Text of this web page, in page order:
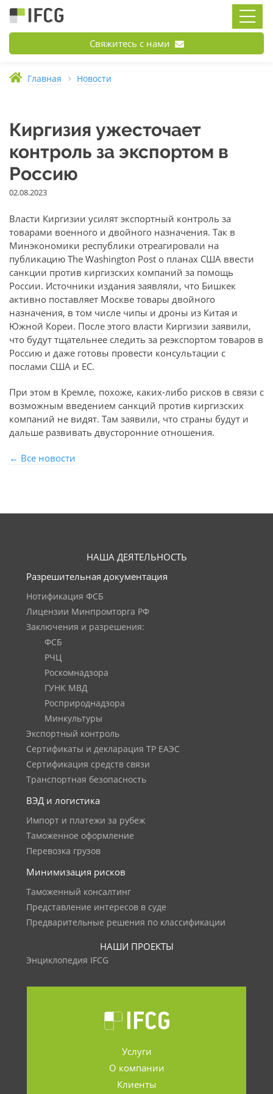
Свяжитесь с нами
Главная Новости
Киргизия ужесточает
контроль за экспортом в
Россию
02.08.2023
Власти Киргизии усилят экспортный контроль за
товарами военного и двойного назначения. Так в
Минэкономики республики отреагировали на
публикацию The Washington Post о планах США ввести
санкции против киргизских компаний за помощь
России. Источники издания заявляли, что Бишкек
активно поставляет Москве товары двойного
назначения, в том числе чипы и дроны из Китая и
Южной Кореи. После этого власти Киргизии заявили,
что будут тщательнее следить за реэкспортом товаров в
Россию и даже готовы провести консультации с
послами США и ЕС.
При этом в Кремле, похоже, каких-либо рисков в связи с
возможным введением санкций против киргизских
компаний не видят. Там заявили, что страны будут и
дальше развивать двусторонние отношения.
← Все новости
НАША ДЕЯТЕЛЬНОСТЬ
Разрешительная документация
Нотификация ФСБ
Лицензии Минпромторга РФ
Заключения и разрешения:
ФСБ
РЧЦ
Роскомнадзора
ГУНК МВД
Росприроднадзора
Минкультуры
Экспортный контроль
Сертификаты и декларация ТР ЕАЭС
Сертификация средств связи
Транспортная безопасность
ВЭД и логистика
Импорт и платежи за рубеж
Таможенное оформление
Перевозка грузов
Минимизация рисков
Таможенный консалтинг
Представление интересов в суде
Предварительные решения по классификации
НАШИ ПРОЕКТЫ
Энциклопедия IFCG
Услуги
О компании
Клиенты